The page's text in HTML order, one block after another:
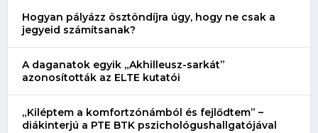
Hogyan pályázz ösztöndíjra úgy, hogy ne csak a
jegyeid számítsanak?
A daganatok egyik „Akhilleusz-sarkát”
azonosították az ELTE kutatói
„Kiléptem a komfortzónámból és fejlődtem” –
diákinterjú a PTE BTK pszichológushallgatójával